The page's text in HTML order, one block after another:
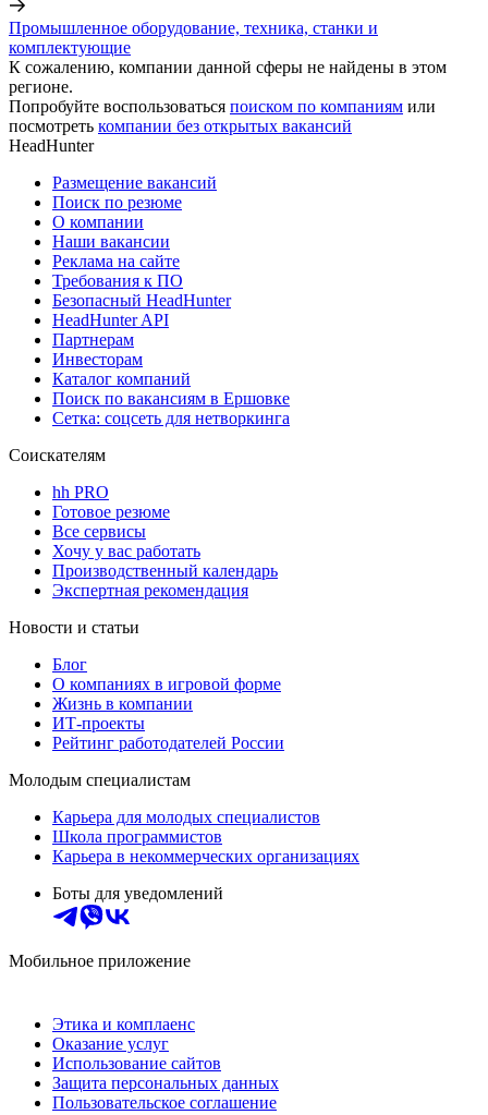
Промышленное оборудование, техника, станки и
комплектующие
К сожалению, компании данной сферы не найдены в этом
регионе.
Попробуйте воспользоваться поиском по компаниям или
посмотреть компании без открытых вакансий
HeadHunter
Размещение вакансий
Поиск по резюме
О компании
Наши вакансии
Реклама на сайте
Требования к ПО
Безопасный HeadHunter
HeadHunter API
Партнерам
Инвесторам
Каталог компаний
Поиск по вакансиям в Ершовке
Сетка: соцсеть для нетворкинга
Соискателям
hh PRO
Готовое резюме
Все сервисы
Хочу у вас работать
Производственный календарь
Экспертная рекомендация
Новости и статьи
Блог
О компаниях в игровой форме
Жизнь в компании
ИТ-проекты
Рейтинг работодателей России
Молодым специалистам
Карьера для молодых специалистов
Школа программистов
Карьера в некоммерческих организациях
Боты для уведомлений
Мобильное приложение
Этика и комплаенс
Оказание услуг
Использование сайтов
Защита персональных данных
Пользовательское соглашение